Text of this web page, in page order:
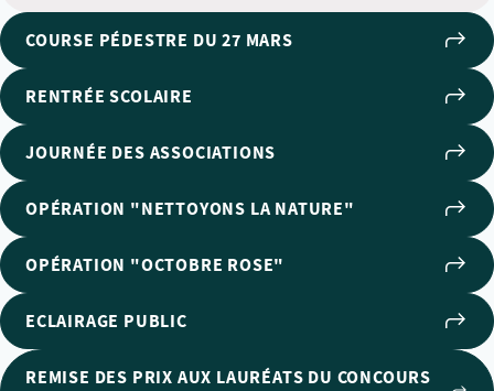
COURSE PÉDESTRE DU 27 MARS
RENTRÉE SCOLAIRE
JOURNÉE DES ASSOCIATIONS
OPÉRATION "NETTOYONS LA NATURE"
OPÉRATION "OCTOBRE ROSE"
ECLAIRAGE PUBLIC
REMISE DES PRIX AUX LAURÉATS DU CONCOURS